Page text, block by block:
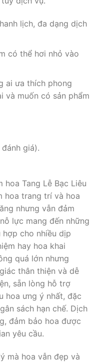
lịch, đa dạng dịch
có thể hơi nhỏ vào
ai ưa thích phong
và muốn có sản phẩm
giá).
Tang Lễ Bạc Liêu
hoa trang trí và hoa
nhưng vẫn đảm
lực mang đến những
cho nhiều dịp
hay hoa khai
quá lớn nhưng
thân thiện và dễ
sẵn lòng hỗ trợ
hoa ưng ý nhất, đặc
sách hạn chế. Dịch
đảm bảo hoa được
yêu cầu.
mà hoa vẫn đẹp và